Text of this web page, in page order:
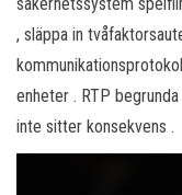
, släppa in
enheter . RTP
inte sitter konsekvens .